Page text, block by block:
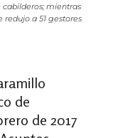
cabilderos; mientras
redujo a 51 gestores
de
de 2017